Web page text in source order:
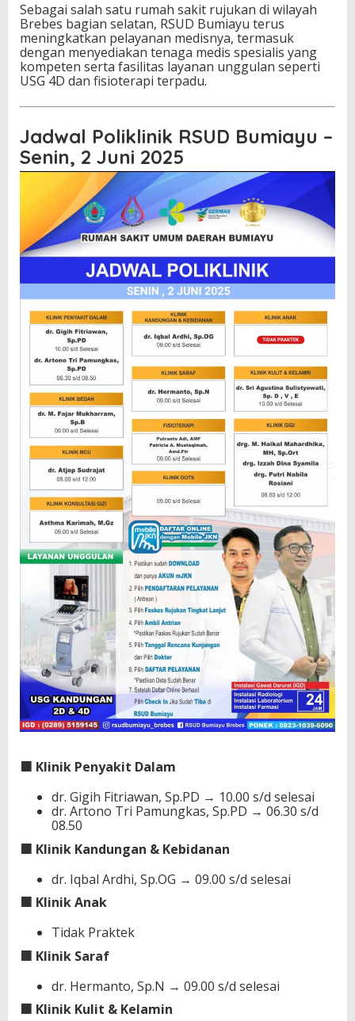
Sebagai salah satu rumah sakit rujukan di wilayah
Brebes bagian selatan, RSUD Bumiayu terus
meningkatkan pelayanan medisnya, termasuk
dengan menyediakan tenaga medis spesialis yang
kompeten serta fasilitas layanan unggulan seperti
USG 4D dan fisioterapi terpadu.
Jadwal Poliklinik RSUD Bumiayu –
Senin, 2 Juni 2025
🟧 Klinik Penyakit Dalam
dr. Gigih Fitriawan, Sp.PD → 10.00 s/d selesai
dr. Artono Tri Pamungkas, Sp.PD → 06.30 s/d
08.50
🟧 Klinik Kandungan & Kebidanan
dr. Iqbal Ardhi, Sp.OG → 09.00 s/d selesai
🟧 Klinik Anak
Tidak Praktek
🟧 Klinik Saraf
dr. Hermanto, Sp.N → 09.00 s/d selesai
🟧 Klinik Kulit & Kelamin